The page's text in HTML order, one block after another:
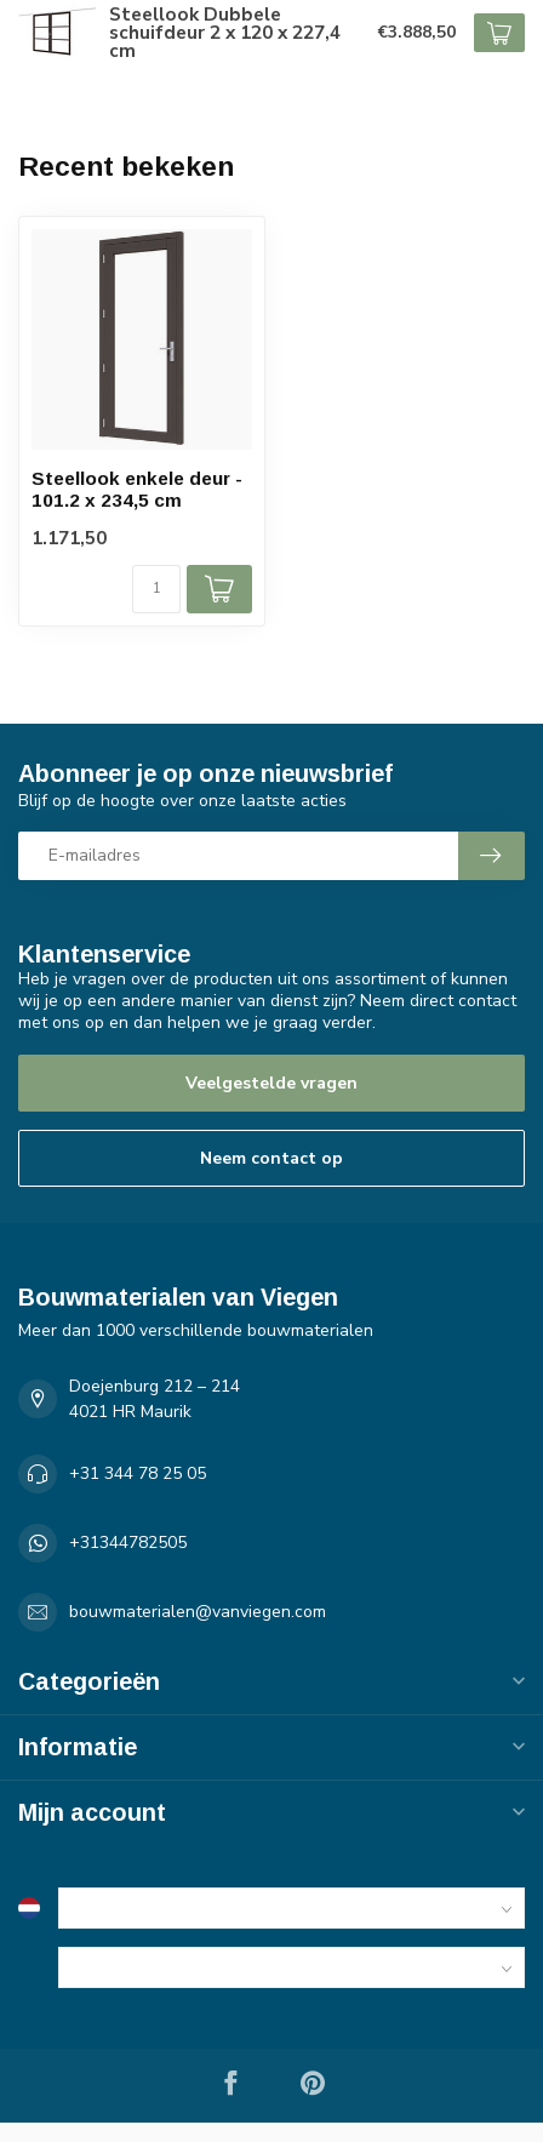
Steellook Dubbele
schuifdeur 2 x 120 x 227,4
cm
€3.888,50
Recent bekeken
Steellook enkele deur -
101.2 x 234,5 cm
1.171,50
Klantenservice
Heb je vragen over de producten uit ons assortiment of kunnen
wij je op een andere manier van dienst zijn? Neem direct contact
met ons op en dan helpen we je graag verder.
Veelgestelde vragen
Neem contact op
Abonneer je op onze nieuwsbrief
Blijf op de hoogte over onze laatste acties
Bouwmaterialen van Viegen
Meer dan 1000 verschillende bouwmaterialen
Doejenburg 212 – 214
4021 HR Maurik
+31 344 78 25 05
+31344782505
bouwmaterialen@vanviegen.com
Categorieën
Informatie
Mijn account